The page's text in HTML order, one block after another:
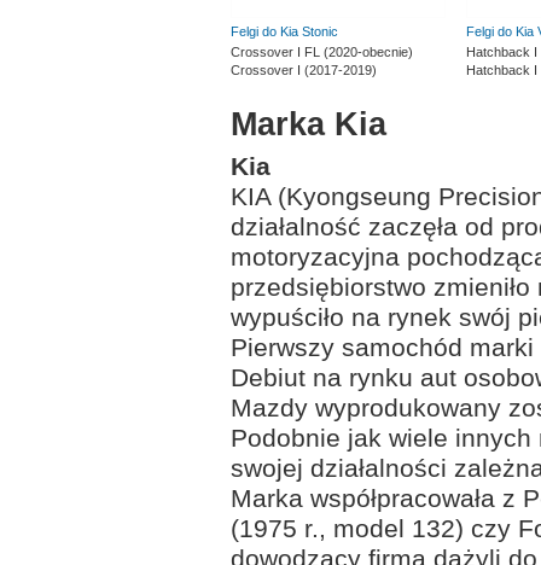
Felgi do Kia Stonic
Crossover I FL (2020-obecnie)
Crossover I (2017-2019)
Felgi do Kia
Hatchback I
Hatchback I
Marka Kia
Kia
KIA (Kyongseung
działalność zaczęła od
motoryzacyjna
przedsiębiorstwo
wypuściło na rynek swój
Pierwszy samochód marki
Debiut na rynku aut
Mazdy wyprodukowany
Podobnie jak wiele innych
swojej działalności
Marka współpracowała z
(1975 r., model 132) czy
dowodzący firmą dążyli